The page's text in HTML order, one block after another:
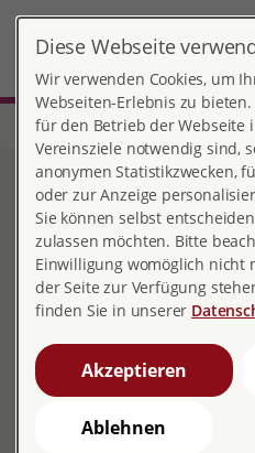
Start Nordrhein-Westfalen
Sichere
Sie können sich bei uns
Möglichkeiten der
deren Anwendung,
Diese Webseite
Wir verwenden Cookies, um
Webseiten-Erlebnis zu
für den Betrieb der Webseite
Vereinsziele notwendig sind,
anonymen Statistikzwecken,
oder zur Anzeige
Sie können selbst
zulassen möchten. Bitte
Einwilligung womöglich nicht
der Seite zur Verfügung
finden Sie in unserer
Akzeptieren
Ablehnen